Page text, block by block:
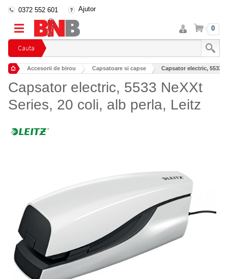
Cauta
0372 552 601 Ajutor
Intra
in
cont
Cos 0
Accesorii de birou Capsatoare si capse Capsator electric, 5533
Capsator electric, 5533 NeXXt
Series, 20 coli, alb perla, Leitz